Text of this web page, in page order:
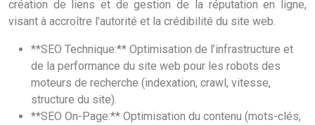
création de liens et de gestion de la réputation en ligne,
visant à accroître l’autorité et la crédibilité du site web.
**SEO Technique:** Optimisation de l’infrastructure et
de la performance du site web pour les robots des
moteurs de recherche (indexation, crawl, vitesse,
structure du site).
**SEO On-Page:** Optimisation du contenu (mots-clés,